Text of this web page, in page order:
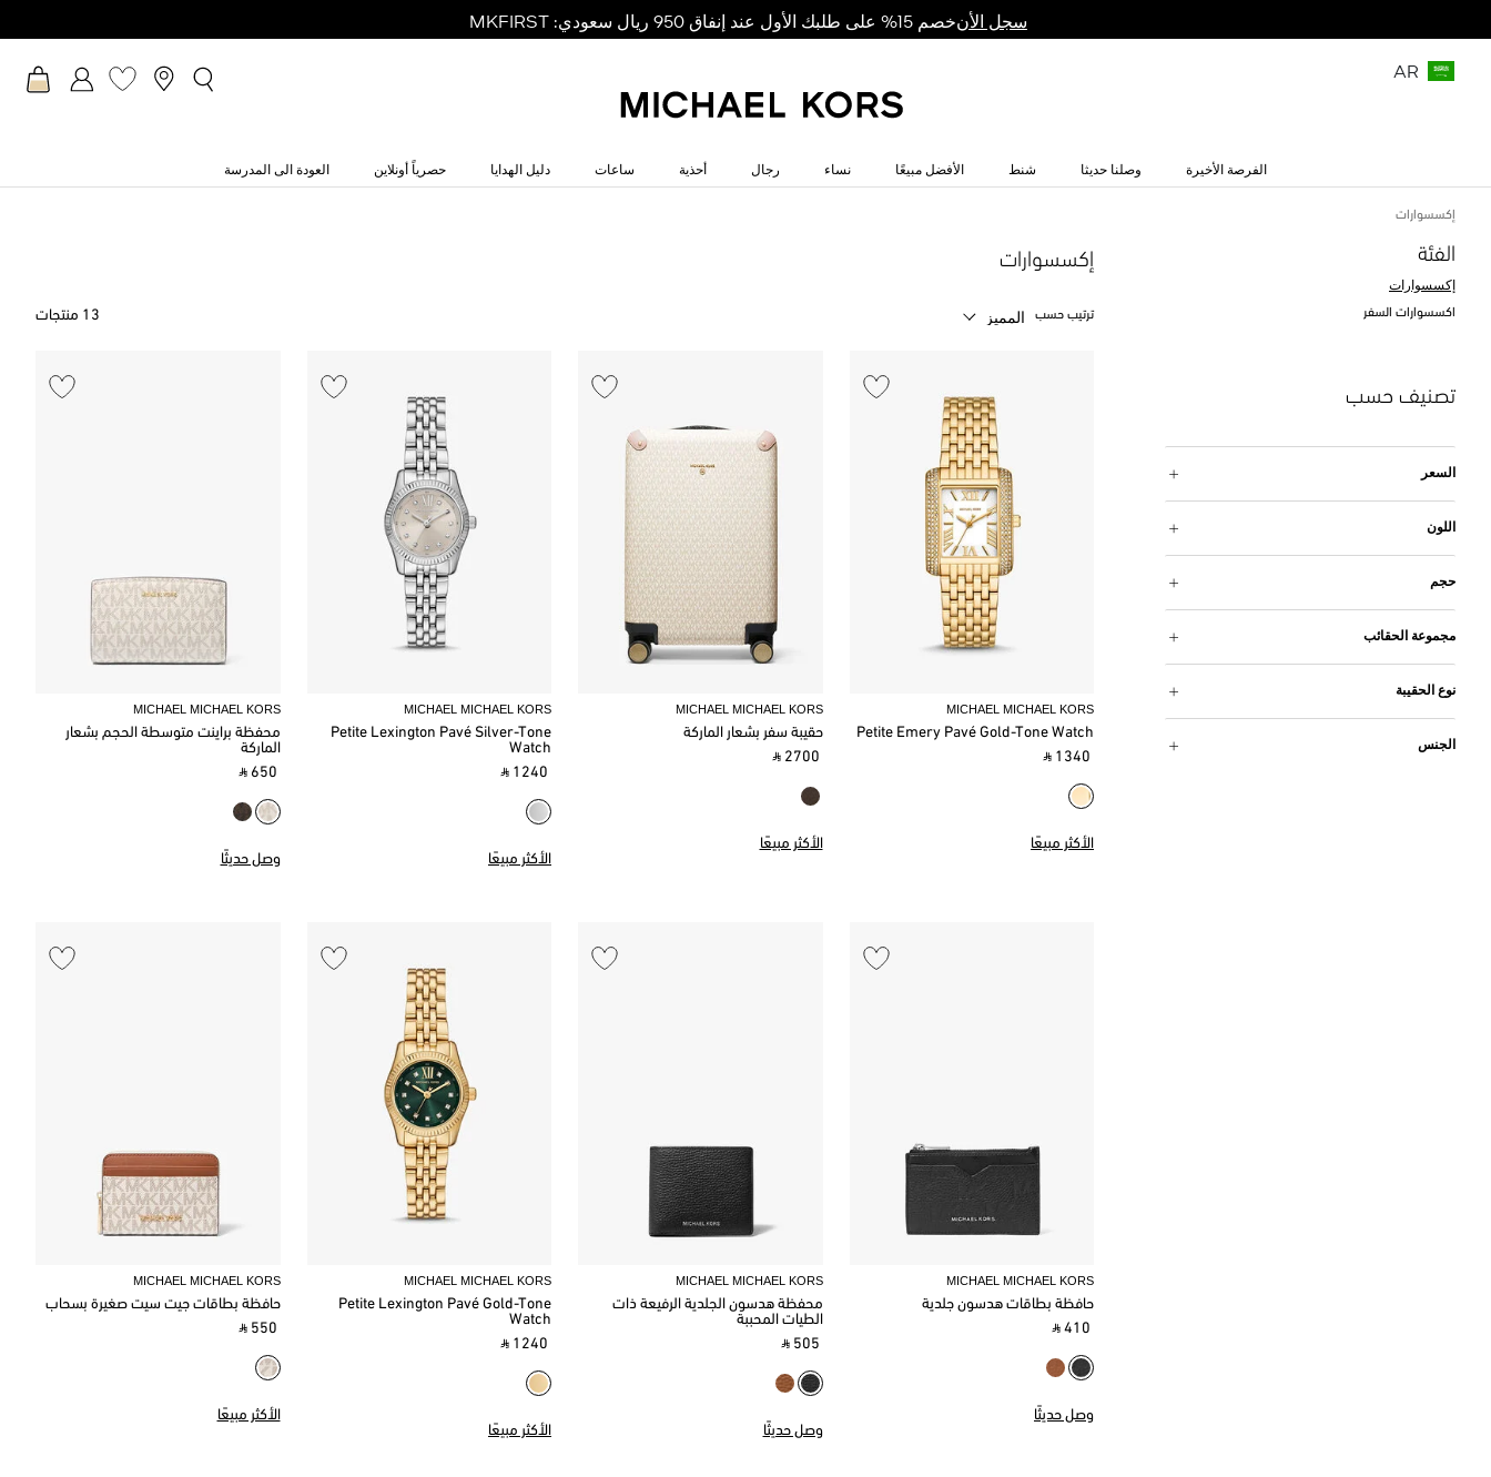
سجل الأنخصم 15% على طلبك الأول عند إنفاق 950 ريال سعودي: MKFIRST
AR
الفرصة الأخيرة وصلنا حديثا شنط الأفضل مبيعًا نساء رجال أحذية ساعات دليل الهدايا حصرياً أونلاين العودة الى المدرسة
إكسسوارات
الفئة
إكسسوارات
اكسسوارات السفر
تصنيف حسب
السعر
اللون
حجم
مجموعة الحقائب
نوع الحقيبة
الجنس
إكسسوارات
ترتيب حسب المميز 13 منتجات
MICHAEL MICHAEL KORS
Petite Emery Pavé Gold-Tone Watch
‎ ⃁ 1340 ‎
الأكثر مبيعًا
MICHAEL MICHAEL KORS
حقيبة سفر بشعار الماركة
‎ ⃁ 2700 ‎
الأكثر مبيعًا
MICHAEL MICHAEL KORS
Petite Lexington Pavé Silver-Tone
Watch
‎ ⃁ 1240 ‎
الأكثر مبيعًا
MICHAEL MICHAEL KORS
محفظة براينت متوسطة الحجم بشعار
الماركة
‎ ⃁ 650 ‎
وصل حديثًا
MICHAEL MICHAEL KORS
حافظة بطاقات هدسون جلدية
‎ ⃁ 410 ‎
وصل حديثًا
MICHAEL MICHAEL KORS
محفظة هدسون الجلدية الرفيعة ذات
الطيات المحببة
‎ ⃁ 505 ‎
وصل حديثًا
MICHAEL MICHAEL KORS
Petite Lexington Pavé Gold-Tone
Watch
‎ ⃁ 1240 ‎
الأكثر مبيعًا
MICHAEL MICHAEL KORS
حافظة بطاقات جيت سيت صغيرة بسحاب
‎ ⃁ 550 ‎
الأكثر مبيعًا